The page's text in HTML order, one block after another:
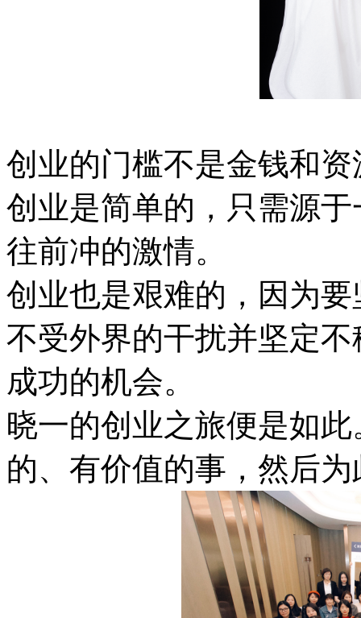
创业的门槛不是金钱和
创业是简单的，只需源
往前冲的激情。
创业也是艰难的，因为
不受外界的干扰并坚定
成功的机会。
晓一的创业之旅便是如
的、有价值的事，然后